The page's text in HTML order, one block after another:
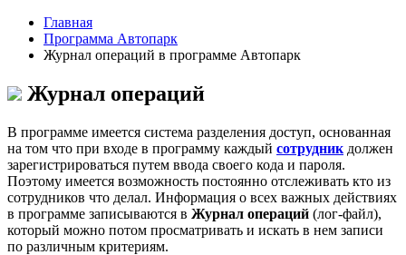
Главная
Программа Автопарк
Журнал операций в программе Автопарк
Журнал операций
В программе имеется система разделения доступ, основанная
на том что при входе в программу каждый сотрудник должен
зарегистрироваться путем ввода своего кода и пароля.
Поэтому имеется возможность постоянно отслеживать кто из
сотрудников что делал. Информация о всех важных действиях
в программе записываются в Журнал операций (лог-файл),
который можно потом просматривать и искать в нем записи
по различным критериям.